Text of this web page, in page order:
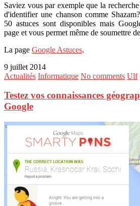
Saviez vous par exemple que la
d'identifier une chanson comme
50 astuces sont disponibles mais
page et vous permet même de soumettre
La page Google Astuces.
9 juillet 2014
Actualités Informatique No comments Ulf
Testez vos connaissances
Google